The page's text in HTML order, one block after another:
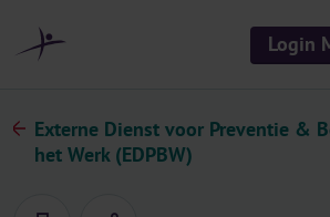
Login
Externe Dienst voor Preventie &
het Werk (EDPBW)